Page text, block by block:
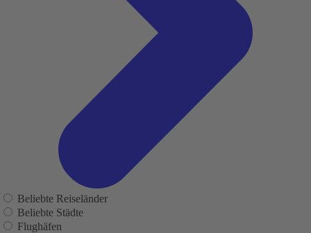
Beliebte Reiseländer
Beliebte Städte
Flughäfen